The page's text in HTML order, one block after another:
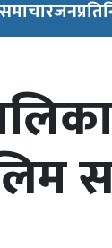
समाचार